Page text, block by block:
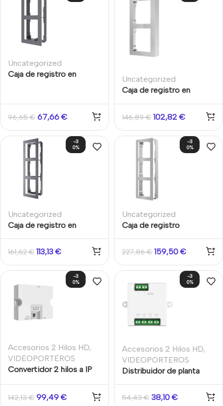
Uncategorized
Caja de registro en
Hikvision
96,65€ 67,66 €
Uncategorized
Caja de registro en
de videoportero
Hikvision acabado en
acero inoxidable
146,89€ 102,82 €
-3
0%
Uncategorized
Caja de registro en
de videoportero Aluminio
Hikvision
161,62€ 113,13 €
-3
0%
Uncategorized
Caja de registro
de videoportero
Hikvision acabado en
acero inoxidable
227,86€ 159,50 €
-3
0%
Accesorios 2 Hilos HD,
VIDEOPORTEROS
Convertidor 2 hilos a IP
142,13€ 99,49 €
-3
0%
Accesorios 2 Hilos HD,
VIDEOPORTEROS
Distribuidor de planta
para sistemas de 2 hilos
HD
54,43€ 38,10 €